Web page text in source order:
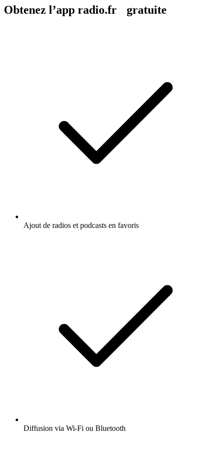
Obtenez l’app radio.fr gratuite
Ajout de radios et podcasts en favoris
Diffusion via Wi-Fi ou Bluetooth